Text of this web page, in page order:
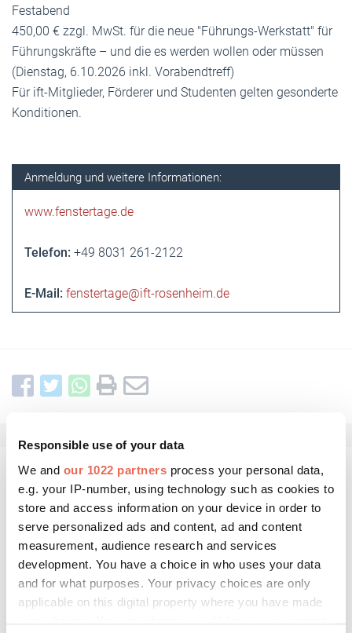
Responsible use of your data
We and our 1022 partners process your personal data,
e.g. your IP-number, using technology such as cookies to
store and access information on your device in order to
serve personalized ads and content, ad and content
measurement, audience research and services
development. You have a choice in who uses your data
and for what purposes. Your privacy choices are only
applicable on this digital property where you have made
Festabend
450,00 € zzgl. MwSt. für die neue "Führungs-Werkstatt" für
Führungskräfte – und die es werden wollen oder müssen
(Dienstag, 6.10.2026 inkl. Vorabendtreff)
Für ift-Mitglieder, Förderer und Studenten gelten gesonderte
Konditionen.
Anmeldung und weitere Informationen:
www.fenstertage.de
Telefon: +49 8031 261-2122
E-Mail: fenstertage@ift-rosenheim.de
Kommentar schreiben